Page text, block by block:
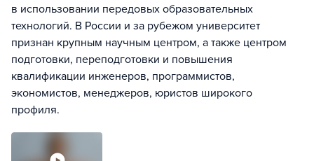
в использовании передовых образовательных
технологий. В России и за рубежом университет
признан крупным научным центром, а также центром
подготовки, переподготовки и повышения
квалификации инженеров, программистов,
экономистов, менеджеров, юристов широкого
профиля.